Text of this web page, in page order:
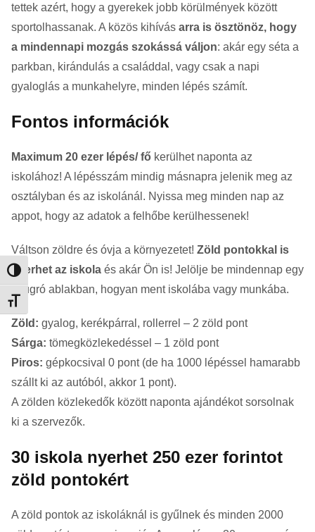
Nagy kontraszt váltása
Betűméret váltása
tettek azért, hogy a gyerekek jobb körülmények között
sportolhassanak. A közös kihívás arra is ösztönöz, hogy
a mindennapi mozgás szokássá váljon: akár egy séta a
parkban, kirándulás a családdal, vagy csak a napi
gyaloglás a munkahelyre, minden lépés számít.
Fontos információk
Maximum 20 ezer lépés/ fő kerülhet naponta az
iskolához! A lépésszám mindig másnapra jelenik meg az
osztályban és az iskolánál. Nyissa meg minden nap az
appot, hogy az adatok a felhőbe kerülhessenek!
Váltson zöldre és óvja a környezetet! Zöld pontokkal is
nyerhet az iskola és akár Ön is! Jelölje be mindennap egy
felugró ablakban, hogyan ment iskolába vagy munkába.
Zöld: gyalog, kerékpárral, rollerrel – 2 zöld pont
Sárga: tömegközlekedéssel – 1 zöld pont
Piros: gépkocsival 0 pont (de ha 1000 lépéssel hamarabb
szállt ki az autóból, akkor 1 pont).
A zölden közlekedők között naponta ajándékot sorsolnak
ki a szervezők.
30 iskola nyerhet 250 ezer forintot
zöld pontokért
A zöld pontok az iskoláknál is gyűlnek és minden 2000